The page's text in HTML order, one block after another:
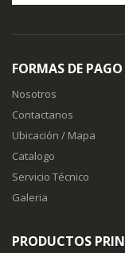
FORMAS DE PAGO
Nosotros
Contactanos
Ubicación / Mapa
Catalogo
Servicio Técnico
Galeria
PRODUCTOS